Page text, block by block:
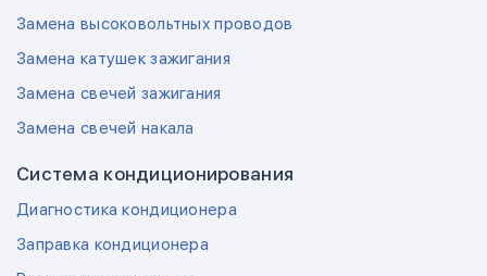
Замена высоковольтных проводов
Замена катушек зажигания
Замена свечей зажигания
Замена свечей накала
Система кондиционирования
Диагностика кондиционера
Заправка кондиционера